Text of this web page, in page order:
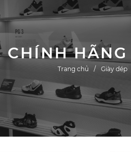
Trang chủ Giày dép